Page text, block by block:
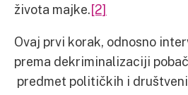
života majke.[2]
Ovaj prvi korak, odnosno
prema dekriminalizaciji
predmet političkih i